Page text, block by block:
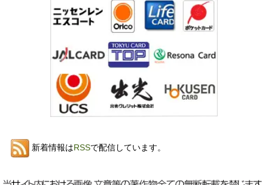
新着情報はRSSで配信しています。